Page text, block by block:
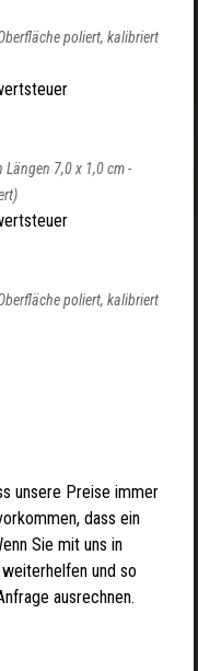
poliert, kalibriert
Längen 7,0 x 1,0 cm -
poliert, kalibriert
unsere Preise immer
dass ein
Sie mit uns in
und so
ausrechnen.